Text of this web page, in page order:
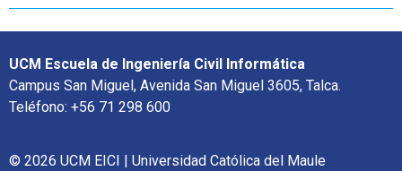
UCM Escuela de Ingeniería Civil Informática
Campus San Miguel, Avenida San Miguel 3605, Talca.
Teléfono: +56 71 298 600
© 2026 UCM EICI | Universidad Católica del Maule